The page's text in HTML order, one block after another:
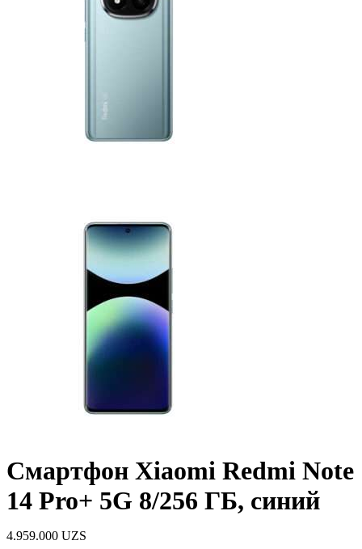
Смартфон Xiaomi Redmi Note
14 Pro+ 5G 8/256 ГБ, синий
4.959.000 UZS